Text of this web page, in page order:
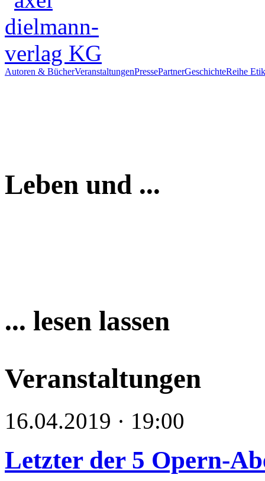
Autoren & BücherVeranstaltungenPressePartnerGeschichteReihe
Leben und ...
... lesen lassen
Veranstaltungen
16.04.2019 · 19:00
Letzter der 5 Opern-